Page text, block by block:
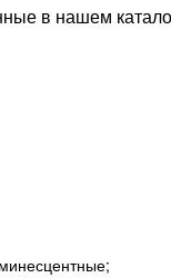
в нашем